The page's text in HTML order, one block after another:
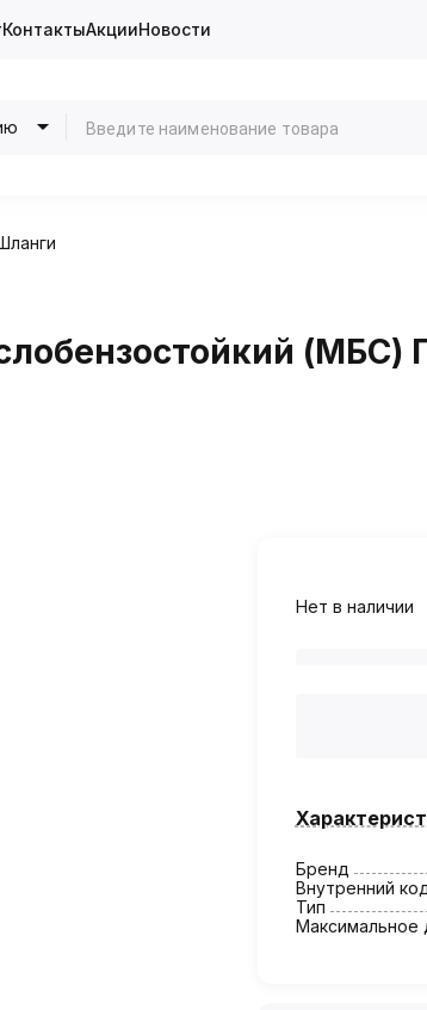
КонтактыАкцииНовости
(МБС)
Нет в наличии
Бренд
Внутренний
Тип
Максимальное